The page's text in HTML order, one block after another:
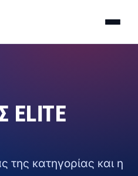
ELITE
της κατηγορίας και η